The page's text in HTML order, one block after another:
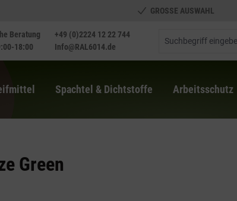
GROSSE AUSWAHL
Beratung
18:00
+49 (0)2224 12 22 744
Info@RAL6014.de
Spachtel & Dichtstoffe Arbeitsschutz
Green